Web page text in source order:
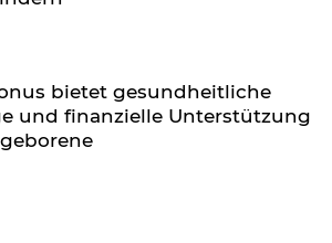
bietet gesundheitliche
und finanzielle Unterstützung